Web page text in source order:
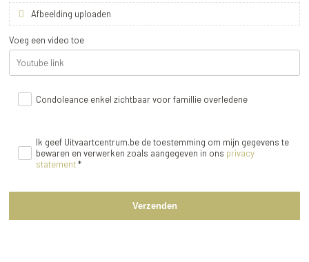
Afbeelding uploaden
Voeg een video toe
Condoleance enkel zichtbaar voor famillie overledene
Ik geef Uitvaartcentrum.be de toestemming om mijn gegevens te
bewaren en verwerken zoals aangegeven in ons privacy
statement*
Verzenden